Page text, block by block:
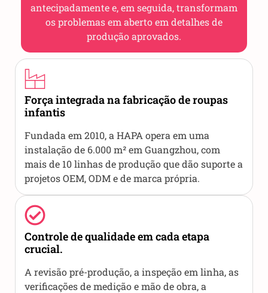
antecipadamente e, em seguida, transformam
os problemas em aberto em detalhes de
produção aprovados.
Força integrada na fabricação de roupas
infantis
Fundada em 2010, a HAPA opera em uma
instalação de 6.000 m² em Guangzhou, com
mais de 10 linhas de produção que dão suporte a
projetos OEM, ODM e de marca própria.
Controle de qualidade em cada etapa
crucial.
A revisão pré-produção, a inspeção em linha, as
verificações de medição e mão de obra, a